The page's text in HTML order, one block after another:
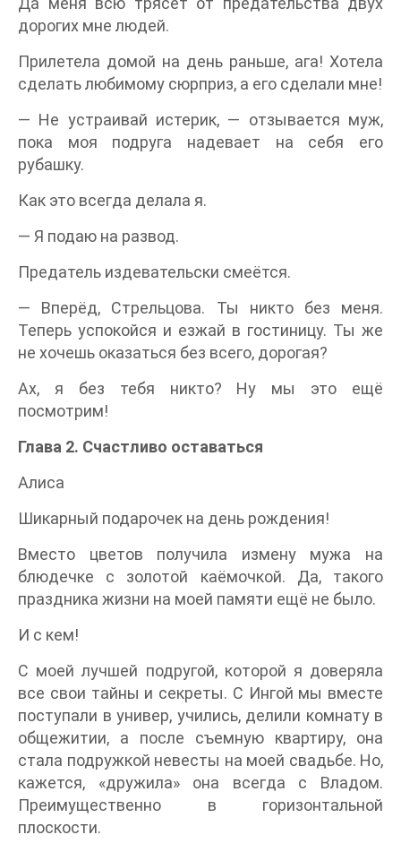
дорогих мне людей.
Прилетела домой на день раньше, ага! Хотела
сделать любимому сюрприз, а его сделали мне!
— Не устраивай истерик, — отзывается муж,
пока моя подруга надевает на себя его
рубашку.
Как это всегда делала я.
— Я подаю на развод.
Предатель издевательски смеётся.
— Вперёд, Стрельцова. Ты никто без меня.
Теперь успокойся и езжай в гостиницу. Ты же
не хочешь оказаться без всего, дорогая?
Ах, я без тебя никто? Ну мы это ещё
посмотрим!
Глава 2. Счастливо оставаться
Алиса
Шикарный подарочек на день рождения!
Вместо цветов получила измену мужа на
блюдечке с золотой каёмочкой. Да, такого
праздника жизни на моей памяти ещё не было.
И с кем!
С моей лучшей подругой, которой я доверяла
все свои тайны и секреты. С Ингой мы вместе
поступали в универ, учились, делили комнату в
общежитии, а после съемную квартиру, она
стала подружкой невесты на моей свадьбе. Но,
кажется, «дружила» она всегда с Владом.
Преимущественно в горизонтальной
плоскости.